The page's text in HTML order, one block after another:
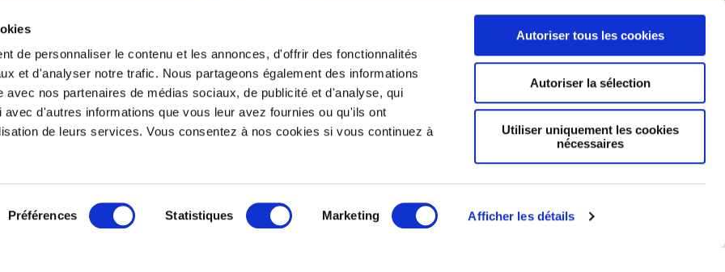
de personnaliser le contenu et les annonces, d'offrir des fonctionnalités
et d'analyser notre trafic. Nous partageons également des informations
avec nos partenaires de médias sociaux, de publicité et d'analyse, qui
d'autres informations que vous leur avez fournies ou qu'ils ont
de leurs services. Vous consentez à nos cookies si vous continuez à
Préférences Statistiques Marketing Afficher les détails
Autoriser tous les cookies
Autoriser la sélection
Utiliser uniquement les cookies
nécessaires
de nos adhérents
Mentions légales